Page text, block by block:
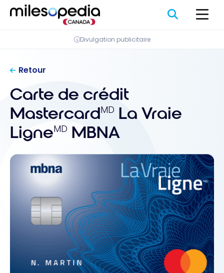
Panneau de gestion des cookies
Passer
Divulgation publicitaire
Retour
Carte de crédit
MastercardMD La Vraie
LigneMD MBNA